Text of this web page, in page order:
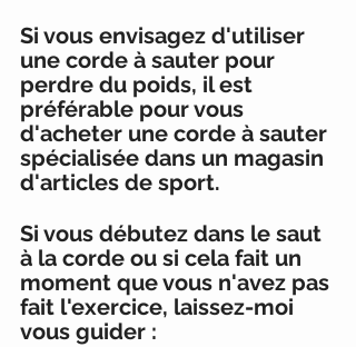
Si vous envisagez d'utiliser
une corde à sauter pour
perdre du poids, il est
préférable pour vous
d'acheter une corde à sauter
spécialisée dans un magasin
d'articles de sport.
Si vous débutez dans le saut
à la corde ou si cela fait un
moment que vous n'avez pas
fait l'exercice, laissez-moi
vous guider :